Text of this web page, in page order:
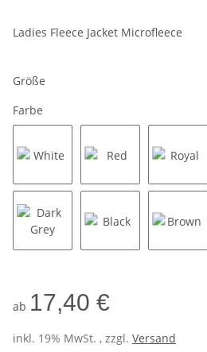
Ladies Fleece Jacket Microfleece
Größe
Farbe
White Red Royal
ab 17,40 €
inkl. 19% MwSt. , zzgl. Versand